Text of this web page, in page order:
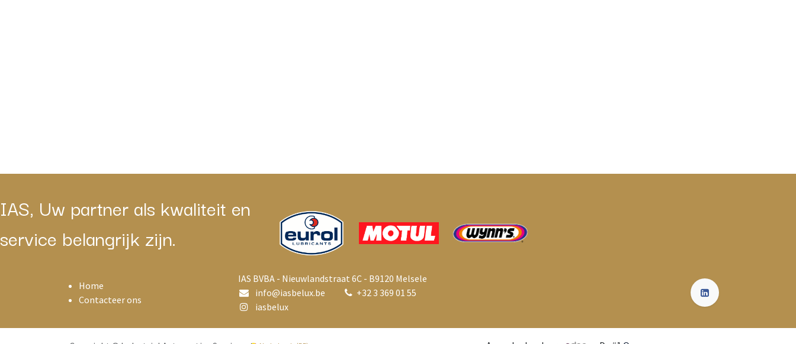
IAS, Uw partner als kwaliteit en
service belangrijk zijn.
Home
Contacteer ons
IAS BVBA - Nieuwlandstraat 6C - B9120 Melsele
info@iasbelux.be +32 3 369 01 55
iasbelux